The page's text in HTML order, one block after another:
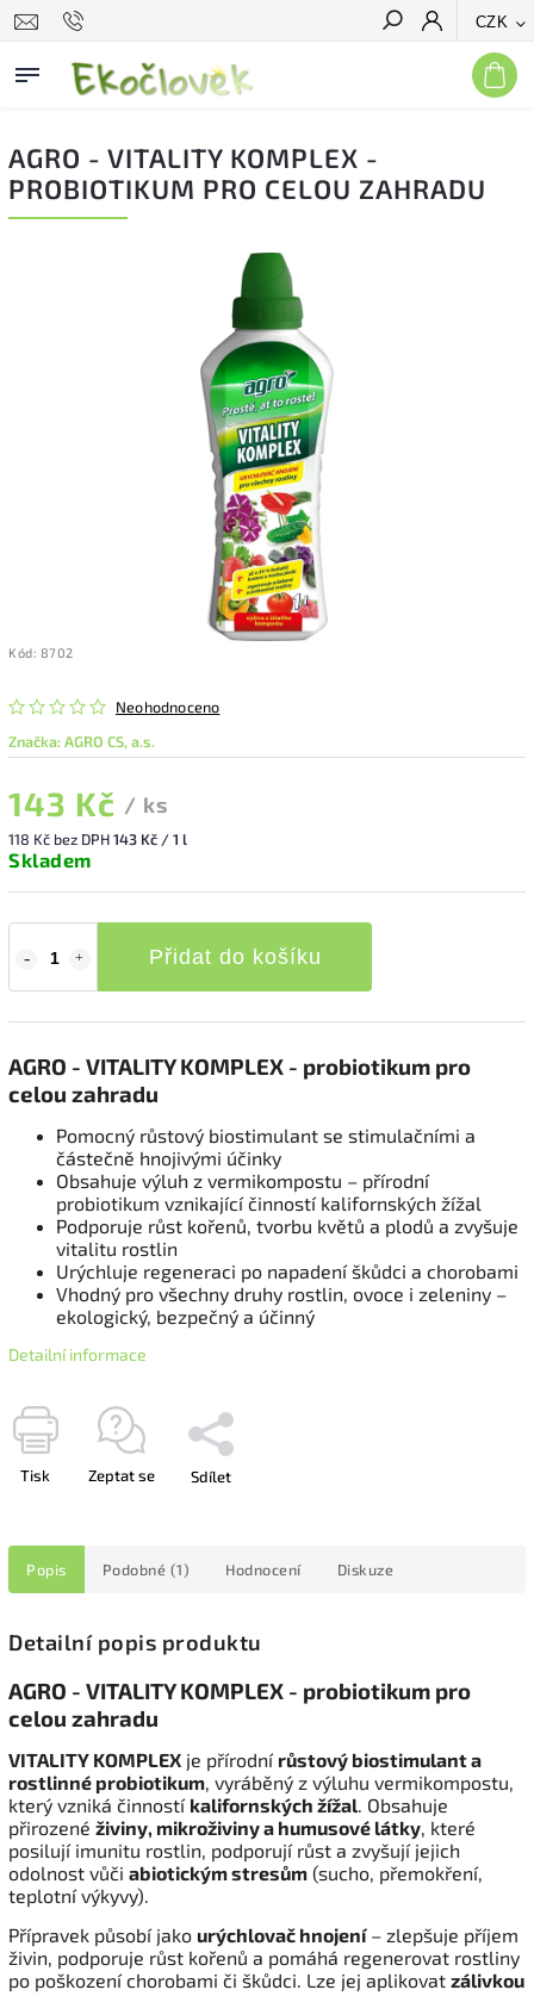
CZK
Hledat
AGRO - VITALITY KOMPLEX -
PROBIOTIKUM PRO CELOU ZAHRADU
Kód: 8702
Neohodnoceno
Značka:AGRO CS, a.s.
143 Kč / ks
118 Kč bez DPH143 Kč / 1 l
Skladem
Přidat do košíku
AGRO - VITALITY KOMPLEX - probiotikum pro
celou zahradu
Pomocný růstový biostimulant se stimulačními a
částečně hnojivými účinky
Obsahuje výluh z vermikompostu – přírodní
probiotikum vznikající činností kalifornských žížal
Podporuje růst kořenů, tvorbu květů a plodů a zvyšuje
vitalitu rostlin
Urýchluje regeneraci po napadení škůdci a chorobami
Vhodný pro všechny druhy rostlin, ovoce i zeleniny –
ekologický, bezpečný a účinný
Detailní informace
Tisk Zeptat se Sdílet
Popis Podobné (1) Hodnocení Diskuze
Detailní popis produktu
AGRO - VITALITY KOMPLEX - probiotikum pro
celou zahradu
VITALITY KOMPLEX je přírodní růstový biostimulant a
rostlinné probiotikum, vyráběný z výluhu vermikompostu,
který vzniká činností kalifornských žížal. Obsahuje
přirozené živiny, mikroživiny a humusové látky, které
posilují imunitu rostlin, podporují růst a zvyšují jejich
odolnost vůči abiotickým stresům (sucho, přemokření,
teplotní výkyvy).
Přípravek působí jako urýchlovač hnojení– zlepšuje příjem
živin, podporuje růst kořenů a pomáhá regenerovat rostliny
po poškození chorobami či škůdci. Lze jej aplikovat zálivkou